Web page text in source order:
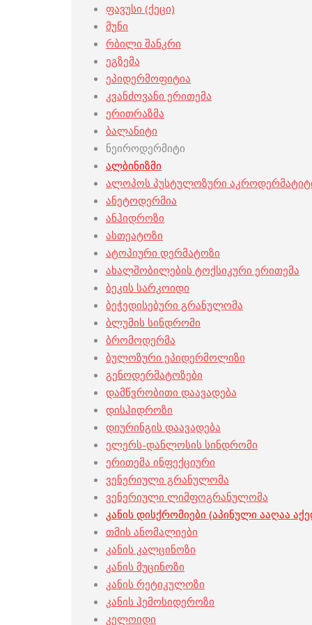
ფავუსი (ქეცი)
მუნი
რბილი შანკრი
ეგზემა
ეპიდერმოფიტია
კვანძოვანი ერითემა
ერითრაზმა
ბალანიტი
ნეიროდერმიტი
ალბინიზმი
ალოპოს პუსტულოზური
ანეტოდერმია
ანჰიდროზი
ასთეატოზი
ატოპიური დერმატოზი
ახალშობილების ტოქსიკური ერითემა
ბეკის სარკოიდი
ბეჭედისებური გრანულომა
ბლუმის სინდრომი
ბრომოდერმა
ბულოზური ეპიდერმოლიზი
გენოდერმატოზები
დამწვრობითი დაავადება
დისჰიდროზი
დიურინგის დაავადება
ელერს-დანლოსის სინდრომი
ერითემა ინფექციური
ვენერიული გრანულომა
ვენერიული ლიმფოგრანულომა
კანის დისქრომიები (აპინული ააღაა
თმის ანომალიები
კანის კალცინოზი
კანის მუცინოზი
კანის რეტიკულოზი
კანის ჰემოსიდეროზი
კელოიდი